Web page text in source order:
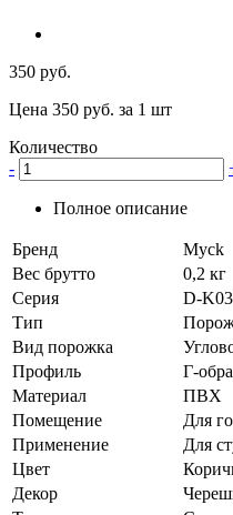
350 руб.
Цена 350 руб. за 1 шт
Количество
-
Полное описание
Бренд
Myck
Вес брутто
0,2 кг
Серия
D-
Тип
Вид порожка
Профиль
Г-
Материал
ПВХ
Помещение
Для
Применение
Для
Цвет
Декор